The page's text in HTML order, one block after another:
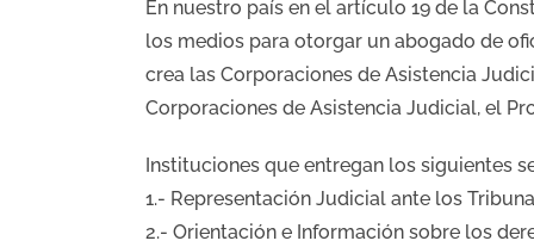
En nuestro país en el artículo 19 de la
los medios para otorgar un abogado de
crea las Corporaciones de Asistencia
Corporaciones de Asistencia Judicial, el
Instituciones que entregan los siguientes
1.- Representación Judicial ante los
2.- Orientación e Información sobre los